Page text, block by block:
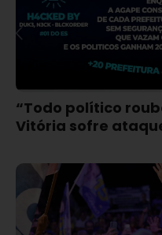
“Todo político
Vitória sofre